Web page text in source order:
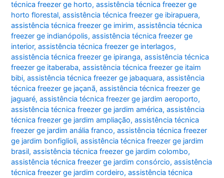
técnica freezer ge horto,assistência técnica freezer ge
horto florestal,assistência técnica freezer ge ibirapuera,
assistência técnica freezer ge imirim,assistência técnica
freezer ge indianópolis,assistência técnica freezer ge
interior,assistência técnica freezer ge interlagos,
assistência técnica freezer ge ipiranga,assistência técnica
freezer ge itaberaba,assistência técnica freezer ge itaim
bibi,assistência técnica freezer ge jabaquara,assistência
técnica freezer ge jaçanã,assistência técnica freezer ge
jaguaré,assistência técnica freezer ge jardim aeroporto,
assistência técnica freezer ge jardim américa,assistência
técnica freezer ge jardim ampliação,assistência técnica
freezer ge jardim anália franco,assistência técnica freezer
ge jardim bonfiglioli,assistência técnica freezer ge jardim
brasil,assistência técnica freezer ge jardim colombo,
assistência técnica freezer ge jardim consórcio,assistência
técnica freezer ge jardim cordeiro,assistência técnica